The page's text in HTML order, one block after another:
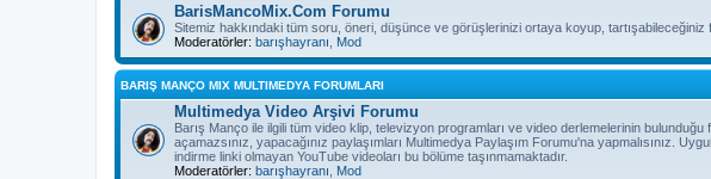
BarisMancoMix.Com Forumu
Sitemiz hakkındaki tüm soru, öneri, düşünce ve görüşlerinizi ortaya koyup, tartışabileceğiniz
Moderatörler: barışhayranı Mod
BARIŞ MANÇO MIX MULTIMEDYA FORUMLARI
Multimedya Video Arşivi Forumu
Barış Manço ile ilgili tüm video klip, televizyon programları ve video derlemelerinin
açamazsınız, yapacağınız paylaşımları Multimedya Paylaşım Forumu'na yapmalısınız.
indirme linki olmayan YouTube videoları bu bölüme taşınmamaktadır.
Moderatörler: barışhayranı Mod